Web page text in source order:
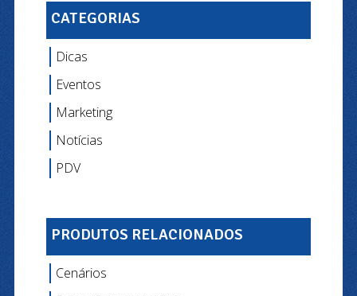
CATEGORIAS
Dicas
Eventos
Marketing
Notícias
PDV
PRODUTOS RELACIONADOS
Cenários